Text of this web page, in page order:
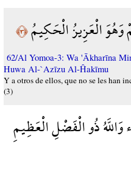
الْعَزِيزُ الْحَكِيمُ﴿٣﴾
62/Al Yomoa-3: Wa 'Ākharīna
Huwa Al-`Azīzu Al-Ĥakīmu
Y a otros de ellos, que no se les han
(3)
ذُو الْفَضْلِ الْعَظِيمِ